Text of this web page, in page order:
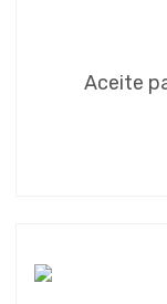
Aceite